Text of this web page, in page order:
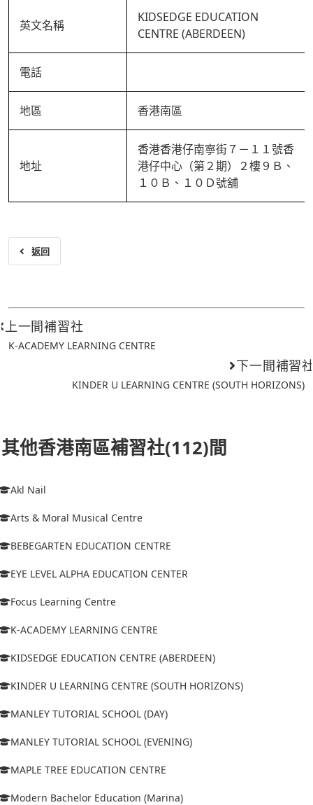
英文名稱
KIDSEDGE EDUCATION
CENTRE (ABERDEEN)
電話
地區 香港南區
地址
香港香港仔南寧街７－１１號香
港仔中心（第２期）２樓９Ｂ、
１０Ｂ、１０Ｄ號舖
返回
上一間補習社
K-ACADEMY LEARNING CENTRE
下一間補習
KINDER U LEARNING CENTRE (SOUTH HORIZONS)
其他香港南區補習社(112)間
Akl Nail
Arts & Moral Musical Centre
BEBEGARTEN EDUCATION CENTRE
EYE LEVEL ALPHA EDUCATION CENTER
Focus Learning Centre
K-ACADEMY LEARNING CENTRE
KIDSEDGE EDUCATION CENTRE (ABERDEEN)
KINDER U LEARNING CENTRE (SOUTH HORIZONS)
MANLEY TUTORIAL SCHOOL (DAY)
MANLEY TUTORIAL SCHOOL (EVENING)
MAPLE TREE EDUCATION CENTRE
Modern Bachelor Education (Marina)